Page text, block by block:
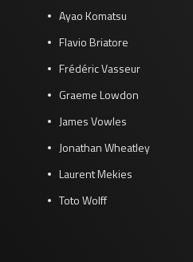
Ayao Komatsu
Flavio Briatore
Frédéric Vasseur
Graeme Lowdon
James Vowles
Jonathan Wheatley
Laurent Mekies
Toto Wolff